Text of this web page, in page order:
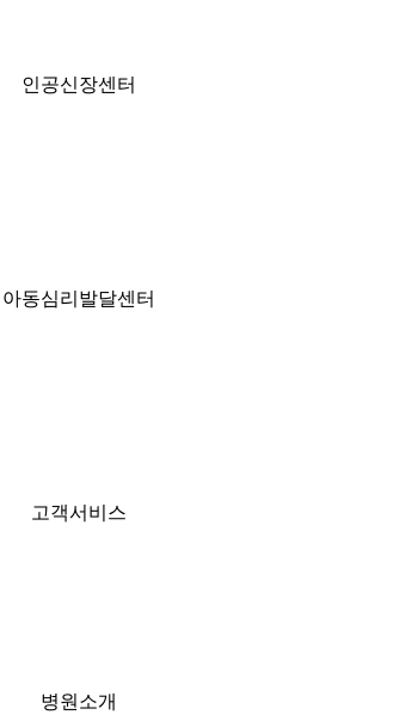
인공신장센터
아동심리발달센터
고객서비스
병원소개